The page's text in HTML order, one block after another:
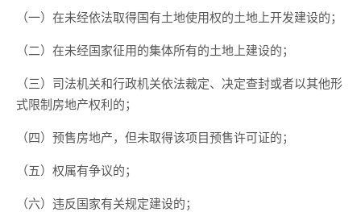
（一）在未经依法取得国有土地使用权的土地上开发建设的；
（二）在未经国家征用的集体所有的土地上建设的；
（三）司法机关和行政机关依法裁定、决定查封或者以其他形
式限制房地产权利的；
（四）预售房地产，但未取得该项目预售许可证的；
（五）权属有争议的；
（六）违反国家有关规定建设的；